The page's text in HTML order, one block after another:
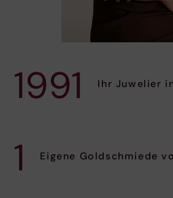
1991 Ihr Juwelier
1 Eigene Goldschmiede